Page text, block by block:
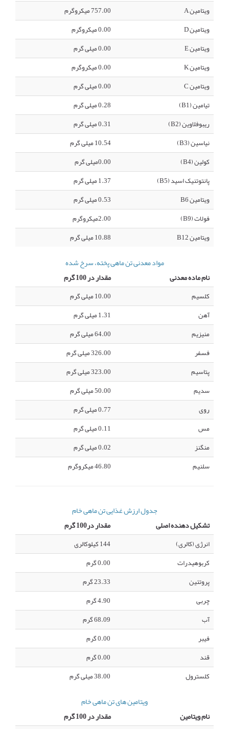
جدول ارزش غذایی تن ماهی خام
تشکیل دهنده اصلی
مقدار در100 گرم
انرژی (کالری)
144 کیلوکالری
کربوهیدرات
0.00 گرم
پروتئین
23.33 گرم
چربی
4.90 گرم
آب
68.09 گرم
فیبر
0.00 گرم
قند
0.00 گرم
کلسترول
38.00 میلی گرم
ویتامین های تن ماهی خام
نام ویتامین
مقدار در 100 گرم
ویتامین A
757.00 میکروگرم
ویتامین D
0.00 میکروگرم
ویتامین E
0.00 میلی گرم
ویتامین K
0.00 میکروگرم
ویتامین C
0.00 میلی گرم
تیامین (B1)
0.28 میلی گرم
ریبوفلاوین (B2)
0.31 میلی گرم
نیاسین (B3)
10.54 میلی گرم
کولین (B4)
0.00میلی گرم
پانتوتنیک اسید (B5)
1.37 میلی گرم
ویتامین B6
0.53 میلی گرم
فولات (B9)
2.00میکروگرم
ویتامین B12
10.88 میلی گرم
مواد معدنی تن ماهی پخته، سرخ شده
نام ماده معدنی
مقدار در 100 گرم
کلسیم
10.00 میلی گرم
آهن
1.31 میلی گرم
منیزیم
64.00 میلی گرم
فسفر
326.00 میلی گرم
پتاسیم
323.00 میلی گرم
سدیم
50.00 میلی گرم
روی
0.77 میلی گرم
مس
0.11 میلی گرم
منگنز
0.02 میلی گرم
سلنیم
46.80 میکروگرم